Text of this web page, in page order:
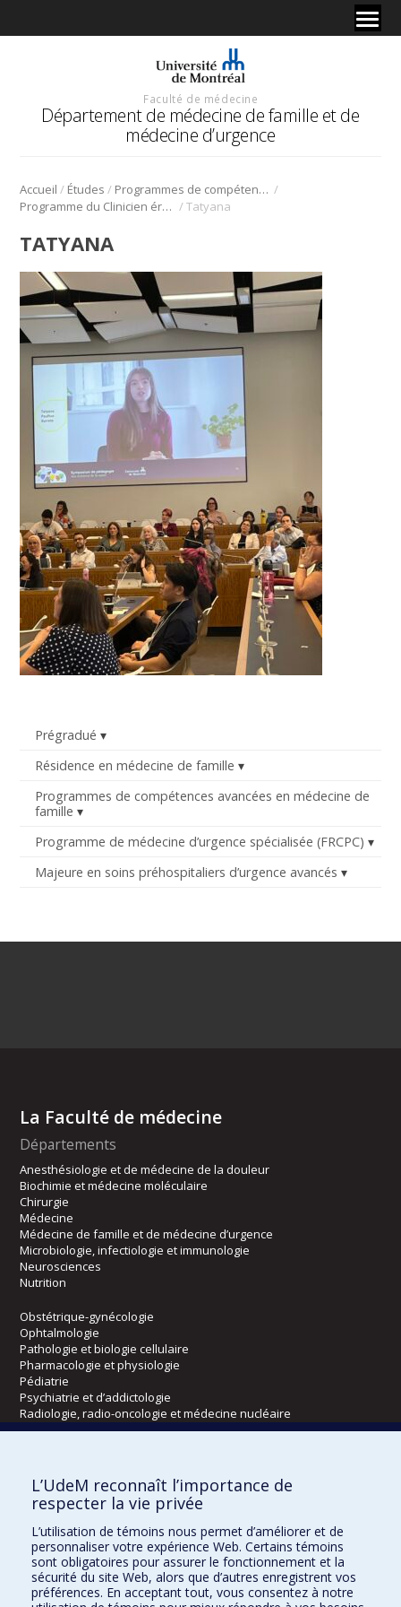
Faculté de médecine
Département de médecine de famille et de
médecine d’urgence
Accueil / Études / Programmes de compétences avancées en médecine de famille /
Programme du Clinicien érudit (PCE) – Profil académique (PA) /Tatyana
Prégradué
Résidence en médecine de famille
Programmes de compétences avancées en médecine de
famille
Programme de médecine d’urgence spécialisée (FRCPC)
Majeure en soins préhospitaliers d’urgence avancés
TATYANA
La Faculté de médecine
Départements
Anesthésiologie et de médecine de la douleur
Biochimie et médecine moléculaire
Chirurgie
Médecine
Médecine de famille et de médecine d’urgence
Microbiologie, infectiologie et immunologie
Neurosciences
Nutrition
Obstétrique-gynécologie
Ophtalmologie
Pathologie et biologie cellulaire
Pharmacologie et physiologie
Pédiatrie
Psychiatrie et d’addictologie
Radiologie, radio-oncologie et médecine nucléaire
Kinésiologie et des sciences de l’activité physique
Orthophonie et audiologie
Réadaptation
Directions
DPC
L’UdeM reconnaît l’importance de
respecter la vie privée
L’utilisation de témoins nous permet d’améliorer et de
personnaliser votre expérience Web. Certains témoins
sont obligatoires pour assurer le fonctionnement et la
sécurité du site Web, alors que d’autres enregistrent vos
préférences. En acceptant tout, vous consentez à notre